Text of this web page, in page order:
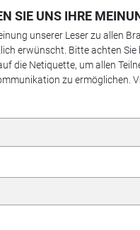
SIE UNS IHRE
unserer Leser zu allen
erwünscht. Bitte achten Sie
die Netiquette, um allen
zu ermöglichen.